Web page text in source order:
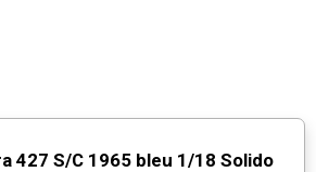
427 S/C 1965 bleu 1/18 Solido